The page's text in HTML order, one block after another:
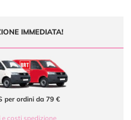
IMMEDIATA!
per ordini da 79 €
e costi spedizione